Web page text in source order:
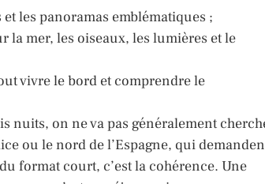
les panoramas emblématiques ;
la mer, les oiseaux, les lumières et le
vivre le bord et comprendre le
nuits, on ne va pas généralement
ou le nord de l’Espagne, qui
format court, c’est la cohérence. Une